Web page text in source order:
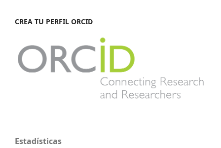
CREA TU PERFIL ORCID
Estadísticas